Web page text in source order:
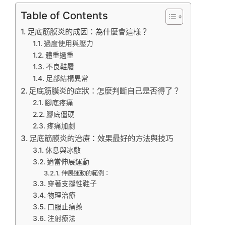
Table of Contents
足底筋膜炎的成因：為什麼會這樣？
過度使用與壓力
體重過重
不良鞋履
足部結構異常
足底筋膜炎的症狀：怎麼判斷自己是否得了？
腳底疼痛
腳底僵硬
疼痛加劇
足底筋膜炎的治療：效果最好的方法與技巧
休息與冰敷
適當伸展運動
伸展運動的範例：
穿著支撐性鞋子
物理治療
口服止痛藥
注射療法